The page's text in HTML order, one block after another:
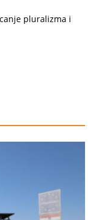
pluralizma i